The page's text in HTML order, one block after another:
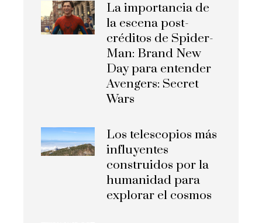
La importancia de
la escena post-
créditos de Spider-
Man: Brand New
Day para entender
Avengers: Secret
Wars
Los telescopios más
influyentes
construidos por la
humanidad para
explorar el cosmos